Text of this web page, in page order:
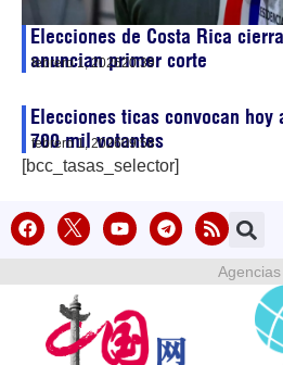
Elecciones de Costa Rica
anuncian primer corte
febrero 1, 202620:39
Elecciones ticas convocan
700 mil votantes
febrero 1, 202609:58
[bcc_tasas_selector]